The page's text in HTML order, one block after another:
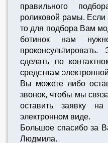
правильного
роликовой рамы. Если
то для подбора Вам
ботинок нам
сделать по
средствам
Вы можете либо
звонок, чтобы мы
оставить заявку
электронном виде.
Большое спасибо за
Людмила.